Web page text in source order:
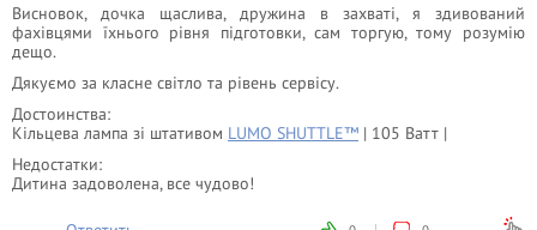
Висновок, дочка щаслива, дружина в захваті, я здивований
фахівцями їхнього рівня підготовки, сам торгую, тому розумію
дещо.
Дякуємо за класне світло та рівень сервісу.
Достоинства:
Кільцева лампа зі штативом LUMO SHUTTLE™ | 105 Ватт |
Недостатки:
Дитина задоволена, все чудово!